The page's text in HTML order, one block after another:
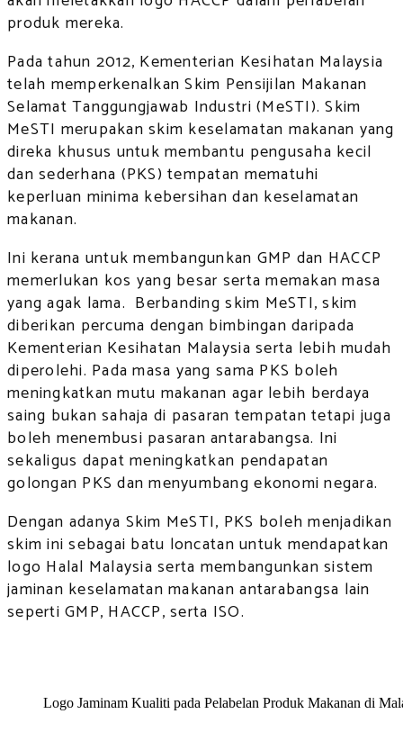
produk mereka.
Pada tahun 2012, Kementerian Kesihatan Malaysia
telah memperkenalkan Skim Pensijilan Makanan
Selamat Tanggungjawab Industri (MeSTI). Skim
MeSTI merupakan skim keselamatan makanan yang
direka khusus untuk membantu pengusaha kecil
dan sederhana (PKS) tempatan mematuhi
keperluan minima kebersihan dan keselamatan
makanan.
Ini kerana untuk membangunkan GMP dan HACCP
memerlukan kos yang besar serta memakan masa
yang agak lama. Berbanding skim MeSTI, skim
diberikan percuma dengan bimbingan daripada
Kementerian Kesihatan Malaysia serta lebih mudah
diperolehi. Pada masa yang sama PKS boleh
meningkatkan mutu makanan agar lebih berdaya
saing bukan sahaja di pasaran tempatan tetapi juga
boleh menembusi pasaran antarabangsa. Ini
sekaligus dapat meningkatkan pendapatan
golongan PKS dan menyumbang ekonomi negara.
Dengan adanya Skim MeSTI, PKS boleh menjadikan
skim ini sebagai batu loncatan untuk mendapatkan
logo Halal Malaysia serta membangunkan sistem
jaminan keselamatan makanan antarabangsa lain
seperti GMP, HACCP, serta ISO.
Logo Jaminam Kualiti pada Pelabelan Produk Makanan di